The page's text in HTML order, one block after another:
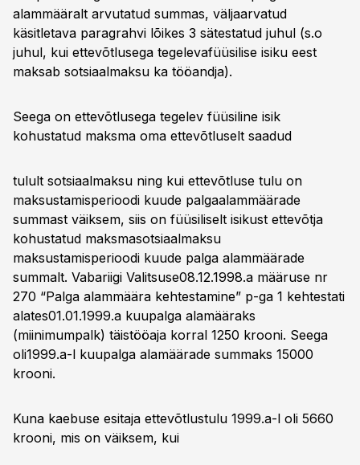
alammääralt arvutatud summas, väljaarvatud
käsitletava paragrahvi lõikes 3 sätestatud juhul (s.o
juhul, kui ettevõtlusega tegelevafüüsilise isiku eest
maksab sotsiaalmaksu ka tööandja).
Seega on ettevõtlusega tegelev füüsiline isik
kohustatud maksma oma ettevõtluselt saadud
tulult sotsiaalmaksu ning kui ettevõtluse tulu on
maksustamisperioodi kuude palgaalammäärade
summast väiksem, siis on füüsiliselt isikust ettevõtja
kohustatud maksmasotsiaalmaksu
maksustamisperioodi kuude palga alammäärade
summalt. Vabariigi Valitsuse08.12.1998.a määruse nr
270 “Palga alammäära kehtestamine” p-ga 1 kehtestati
alates01.01.1999.a kuupalga alamääraks
(miinimumpalk) täistööaja korral 1250 krooni. Seega
oli1999.a-l kuupalga alamäärade summaks 15000
krooni.
Kuna kaebuse esitaja ettevõtlustulu 1999.a-l oli 5660
krooni, mis on väiksem, kui